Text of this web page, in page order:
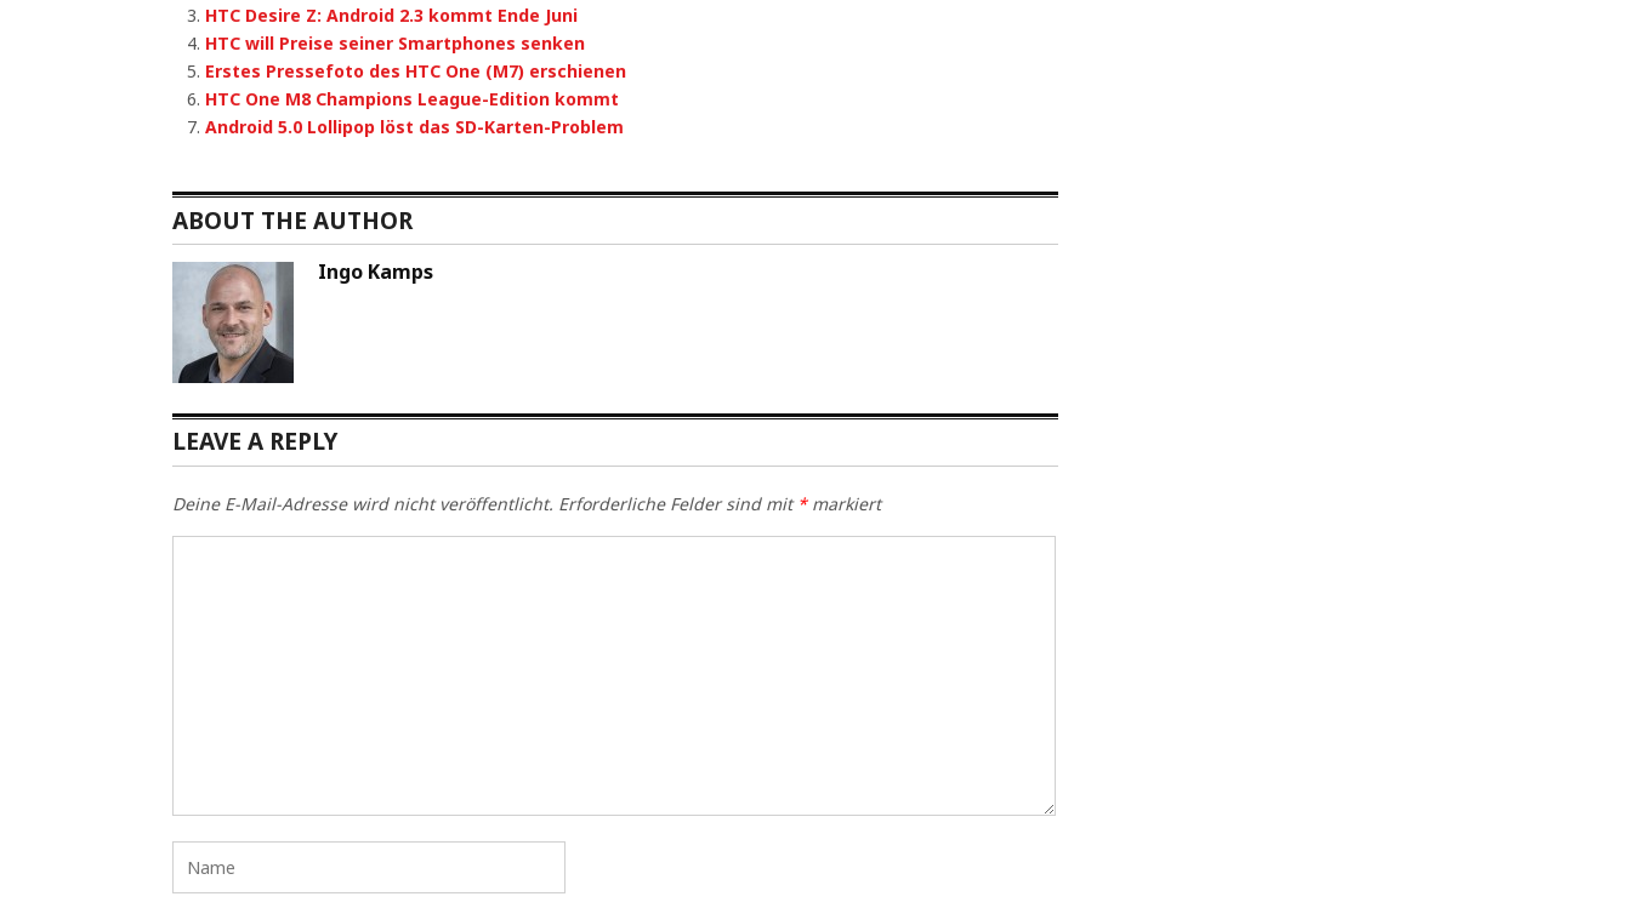
HTC Desire Z: Android 2.3 kommt Ende Juni
HTC will Preise seiner Smartphones senken
Erstes Pressefoto des HTC One (M7) erschienen
HTC One M8 Champions League-Edition kommt
Android 5.0 Lollipop löst das SD-Karten-Problem
ABOUT THE AUTHOR
Ingo Kamps
LEAVE A REPLY
Deine E-Mail-Adresse wird nicht veröffentlicht. Erforderliche Felder sind mit *markiert